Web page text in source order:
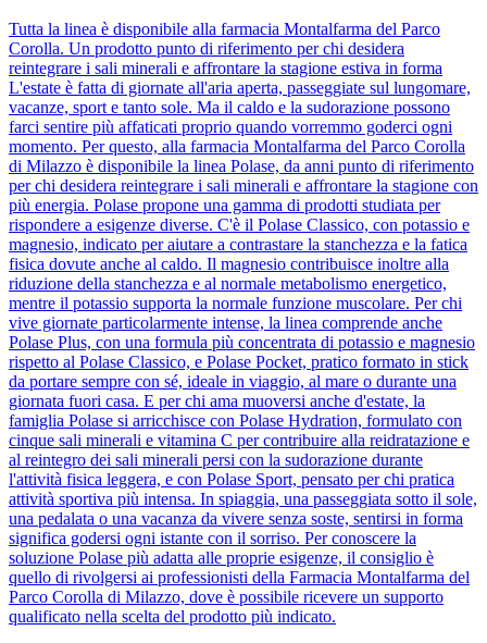
Tutta la linea è disponibile alla farmacia Montalfarma del Parco
Corolla. Un prodotto punto di riferimento per chi desidera
reintegrare i sali minerali e affrontare la stagione estiva in forma
L'estate è fatta di giornate all'aria aperta, passeggiate sul lungomare,
vacanze, sport e tanto sole. Ma il caldo e la sudorazione possono
farci sentire più affaticati proprio quando vorremmo goderci ogni
momento. Per questo, alla farmacia Montalfarma del Parco Corolla
di Milazzo è disponibile la linea Polase, da anni punto di riferimento
per chi desidera reintegrare i sali minerali e affrontare la stagione con
più energia. Polase propone una gamma di prodotti studiata per
rispondere a esigenze diverse. C'è il Polase Classico, con potassio e
magnesio, indicato per aiutare a contrastare la stanchezza e la fatica
fisica dovute anche al caldo. Il magnesio contribuisce inoltre alla
riduzione della stanchezza e al normale metabolismo energetico,
mentre il potassio supporta la normale funzione muscolare. Per chi
vive giornate particolarmente intense, la linea comprende anche
Polase Plus, con una formula più concentrata di potassio e magnesio
rispetto al Polase Classico, e Polase Pocket, pratico formato in stick
da portare sempre con sé, ideale in viaggio, al mare o durante una
giornata fuori casa. E per chi ama muoversi anche d'estate, la
famiglia Polase si arricchisce con Polase Hydration, formulato con
cinque sali minerali e vitamina C per contribuire alla reidratazione e
al reintegro dei sali minerali persi con la sudorazione durante
l'attività fisica leggera, e con Polase Sport, pensato per chi pratica
attività sportiva più intensa. In spiaggia, una passeggiata sotto il sole,
una pedalata o una vacanza da vivere senza soste, sentirsi in forma
significa godersi ogni istante con il sorriso. Per conoscere la
soluzione Polase più adatta alle proprie esigenze, il consiglio è
quello di rivolgersi ai professionisti della Farmacia Montalfarma del
Parco Corolla di Milazzo, dove è possibile ricevere un supporto
qualificato nella scelta del prodotto più indicato.